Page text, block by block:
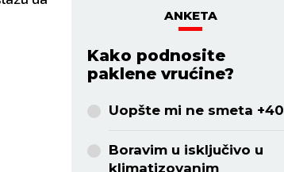
ANKETA
Kako podnosite
paklene vrućine?
Uopšte mi ne smeta +40
Boravim u isključivo u
klimatizovanim